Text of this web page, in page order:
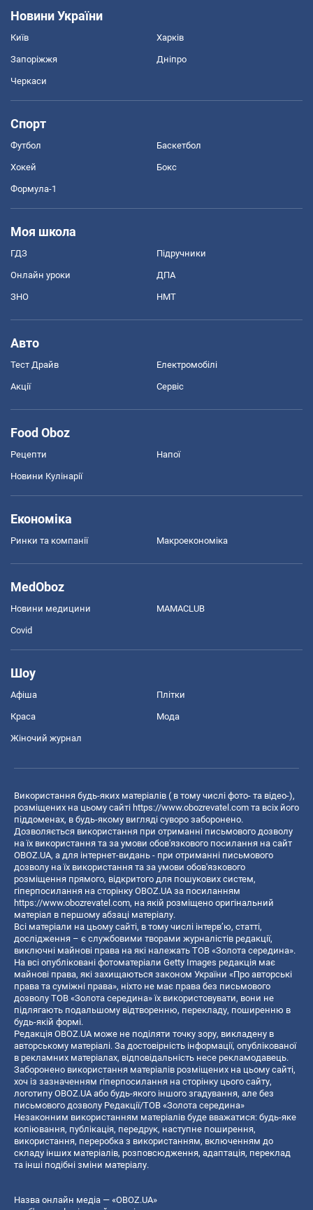
Новини України
Київ Харків
Запоріжжя Дніпро
Черкаси
Спорт
Футбол Баскетбол
Хокей Бокс
Формула-1
Моя школа
ГДЗ Підручники
Онлайн уроки ДПА
ЗНО НМТ
Авто
Тест Драйв Електромобілі
Акції Сервіс
Food Oboz
Рецепти Напої
Новини Кулінарії
Економіка
Ринки та компанії Макроекономіка
MedOboz
Новини медицини MAMACLUB
Covid
Шоу
Афіша Плітки
Краса Мода
Жіночий журнал
Використання будь-яких матеріалів ( в тому числі фото- та відео-),
розміщених на цьому сайті https://www.obozrevatel.com та всіх його
піддоменах, в будь-якому вигляді суворо заборонено.
Дозволяється використання при отриманні письмового дозволу
на їх використання та за умови обов'язкового посилання на сайт
OBOZ.UA, а для інтернет-видань - при отриманні письмового
дозволу на їх використання та за умови обов'язкового
розміщення прямого, відкритого для пошукових систем,
гіперпосилання на сторінку OBOZ.UA за посиланням
https://www.obozrevatel.com, на якій розміщено оригінальний
матеріал в першому абзаці матеріалу.
Всі матеріали на цьому сайті, в тому числі інтерв’ю, статті,
дослідження – є службовими творами журналістів редакції,
виключні майнові права на які належать ТОВ «Золота середина».
На всі опубліковані фотоматеріали Getty Images редакція має
майнові права, які захищаються законом України «Про авторські
права та суміжні права», ніхто не має права без письмового
дозволу ТОВ «Золота середина» їх використовувати, вони не
підлягають подальшому відтворенню, перекладу, поширенню в
будь-якій формі.
Редакція OBOZ.UA може не поділяти точку зору, викладену в
авторському матеріалі. За достовірність інформації, опублікованої
в рекламних матеріалах, відповідальність несе рекламодавець.
Заборонено використання матеріалів розміщених на цьому сайті,
хоч із зазначенням гіперпосилання на сторінку цього сайту,
логотипу OBOZ.UA або будь-якого іншого згадування, але без
письмового дозволу Редакції/ТОВ «Золота середина»
Незаконним використанням матеріалів буде вважатися: будь-яке
копiювання, публiкацiя, передрук, наступне поширення,
використання, переробка з використанням, включенням до
складу інших матеріалів, розповсюдження, адаптація, переклад
та інші подібні зміни матеріалу.
Назва онлайн медіа — «OBOZ.UA»